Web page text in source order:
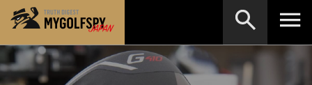
MOST WANTED テストランキング